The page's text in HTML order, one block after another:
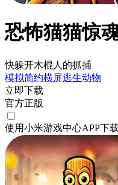
恐怖猫猫惊
快躲开木棍人的抓捕
模拟简约横屏逃生动物
立即下载
官方正版
使用小米游戏中心APP下载